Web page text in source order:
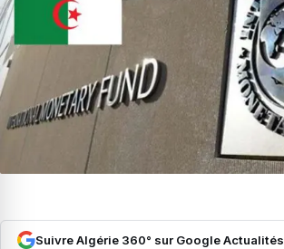
Suivre Algérie 360° sur Google Actualités